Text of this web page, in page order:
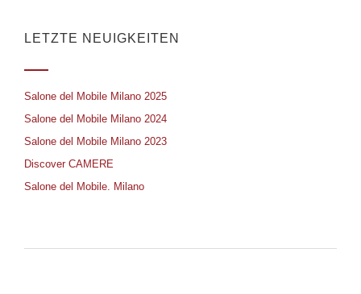
LETZTE NEUIGKEITEN
Salone del Mobile Milano 2025
Salone del Mobile Milano 2024
Salone del Mobile Milano 2023
Discover CAMERE
Salone del Mobile. Milano